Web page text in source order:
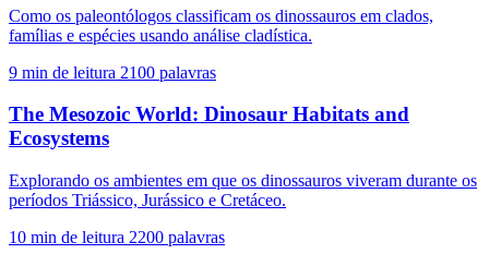
Como os paleontólogos classificam os dinossauros em clados,
famílias e espécies usando análise cladística.
9 min de leitura 2100 palavras
The Mesozoic World: Dinosaur Habitats and
Ecosystems
Explorando os ambientes em que os dinossauros viveram durante os
períodos Triássico, Jurássico e Cretáceo.
10 min de leitura 2200 palavras